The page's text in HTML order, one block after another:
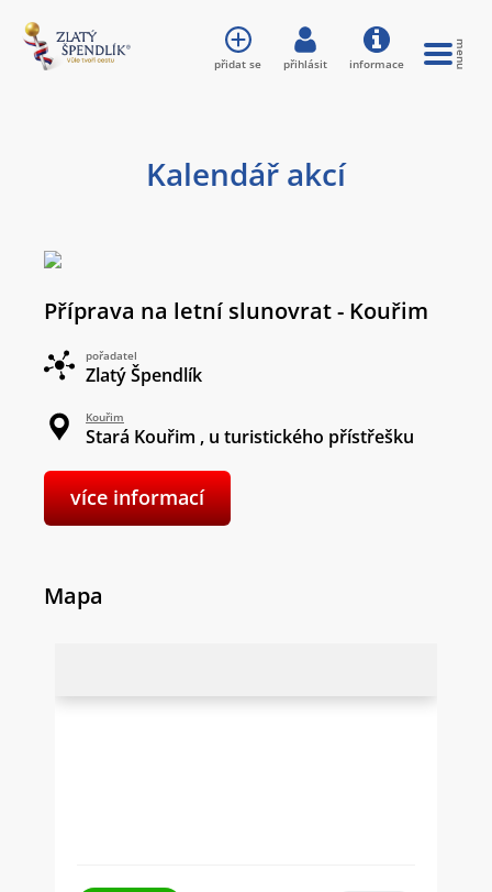
Kalendář akcí
Příprava na letní slunovrat - Kouřim
pořadatel
Zlatý Špendlík
Kouřim
Stará Kouřim , u turistického přístřešku
více informací
Mapa
přidat se přihlásit informace